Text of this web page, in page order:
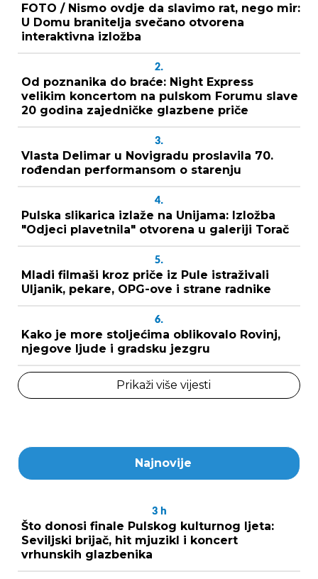
FOTO / Nismo ovdje da slavimo rat, nego mir:
U Domu branitelja svečano otvorena
interaktivna izložba
2.
Od poznanika do braće: Night Express
velikim koncertom na pulskom Forumu slave
20 godina zajedničke glazbene priče
3.
Vlasta Delimar u Novigradu proslavila 70.
rođendan performansom o starenju
4.
Pulska slikarica izlaže na Unijama: Izložba
"Odjeci plavetnila" otvorena u galeriji Torač
5.
Mladi filmaši kroz priče iz Pule istraživali
Uljanik, pekare, OPG-ove i strane radnike
6.
Kako je more stoljećima oblikovalo Rovinj,
njegove ljude i gradsku jezgru
Prikaži više vijesti
Najnovije
3 h
Što donosi finale Pulskog kulturnog ljeta:
Seviljski brijač, hit mjuzikl i koncert
vrhunskih glazbenika